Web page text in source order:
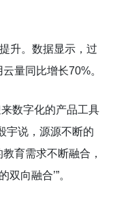
升。数据显示，过
量同比增长70%。
来数字化的产品工具
宇说，源源不断的
育需求不断融合，
向融合’”。